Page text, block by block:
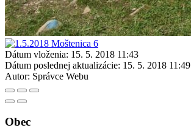
Dátum vloženia: 15. 5. 2018 11:43
Dátum poslednej aktualizácie: 15. 5. 2018 11:49
Autor: Správce Webu
Obec